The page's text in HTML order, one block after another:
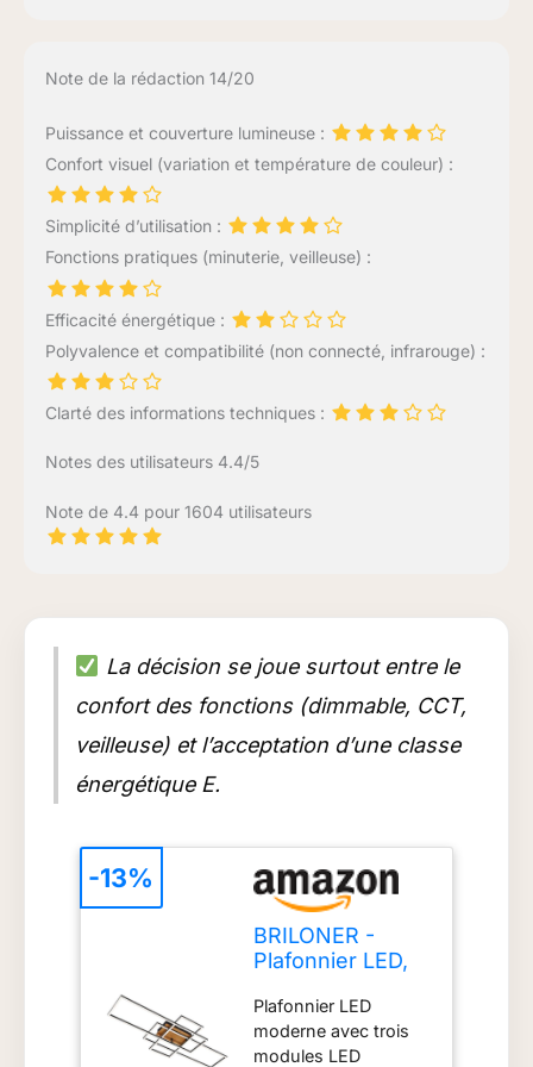
Note de la rédaction 14/20
Puissance et couverture lumineuse :
Confort visuel (variation et température de couleur) :
Simplicité d’utilisation :
Fonctions pratiques (minuterie, veilleuse) :
Efficacité énergétique :
Polyvalence et compatibilité (non connecté, infrarouge) :
Clarté des informations techniques :
Notes des utilisateurs 4.4/5
Note de 4.4 pour 1604 utilisateurs
La décision se joue surtout entre le
confort des fonctions (dimmable, CCT,
veilleuse) et l’acceptation d’une classe
énergétique E.
BRILONER -
Plafonnier LED,
intensité
variable,
télécommande
Plafonnier LED
moderne avec trois
modules LED
-13%